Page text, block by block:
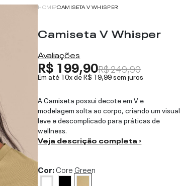
HOME CAMISETA V WHISPER
Camiseta V Whisper
Avaliações
R$ 199,90R$ 249,90
Em até 10x deR$ 19,99sem juros
A Camiseta possui decote em V e
modelagem solta ao corpo, criando um visual
leve e descomplicado para práticas de
wellness.
Veja descrição completa ›
Cor:Core Green